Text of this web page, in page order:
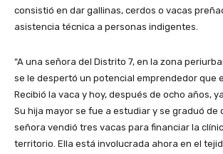
consistió en dar gallinas, cerdos o vacas
asistencia técnica a personas indigentes.
“A una señora del Distrito 7, en la zona
se le despertó un potencial emprendedor que
Recibió la vaca y hoy, después de ocho años,
Su hija mayor se fue a estudiar y se graduó de
señora vendió tres vacas para financiar la
territorio. Ella está involucrada ahora en el